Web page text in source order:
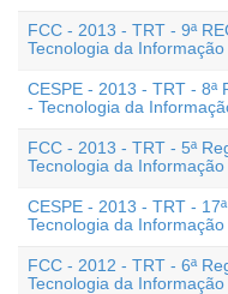
FCC - 2013 - TRT - 9ª
Tecnologia da Informação
CESPE - 2013 - TRT - 8ª
- Tecnologia da
FCC - 2013 - TRT - 5ª
Tecnologia da Informação
CESPE - 2013 - TRT -
Tecnologia da Informação
FCC - 2012 - TRT - 6ª
Tecnologia da Informação